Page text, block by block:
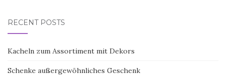
RECENT POSTS
Kacheln zum Assortiment mit Dekors
Schenke außergewöhnliches Geschenk